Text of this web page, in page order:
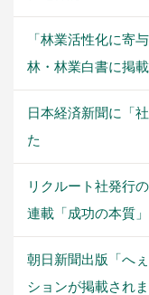
「林業活性化に寄
林・林業白書に掲
日本経済新聞に「
た
リクルート社発行
連載「成功の本質
朝日新聞出版「へ
ションが掲載され